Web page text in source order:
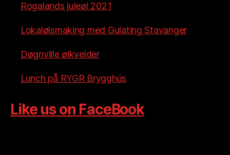
Rogalands juleøl 2021
Lokalølsmaking med Gulating Stavanger
Døgnville ølkvelder
Lunch på RYGR Brygghús
Like us on FaceBook